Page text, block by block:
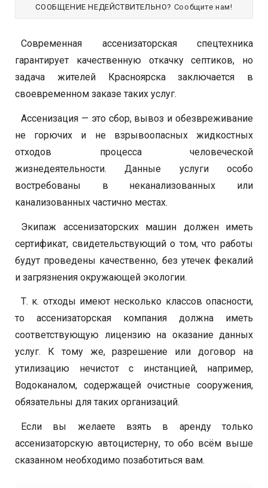
СООБЩЕНИЕ НЕДЕЙСТВИТЕЛЬНО? Сообщите нам!
Современная ассенизаторская спецтехника
гарантирует качественную откачку септиков, но
задача жителей Красноярска заключается в
своевременном заказе таких услуг.
Ассенизация — это сбор, вывоз и обезвреживание
не горючих и не взрывоопасных жидкостных
отходов процесса человеческой
жизнедеятельности. Данные услуги особо
востребованы в неканализованных или
канализованных частично местах.
Экипаж ассенизаторских машин должен иметь
сертификат, свидетельствующий о том, что работы
будут проведены качественно, без утечек фекалий
и загрязнения окружающей экологии.
Т. к. отходы имеют несколько классов опасности,
то ассенизаторская компания должна иметь
соответствующую лицензию на оказание данных
услуг. К тому же, разрешение или договор на
утилизацию нечистот с инстанцией, например,
Водоканалом, содержащей очистные сооружения,
обязательны для таких организаций.
Если вы желаете взять в аренду только
ассенизаторскую автоцистерну, то обо всём выше
сказанном необходимо позаботиться вам.